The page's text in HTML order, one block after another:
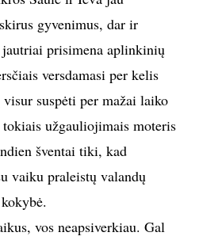
gyvenimus, dar ir
prisimena aplinkinių
versdamasi per kelis
suspėti per mažai laiko
tokiais užgauliojimais moteris
šventai tiki, kad
vaiku praleistų valandų
vos neapsiverkiau. Gal